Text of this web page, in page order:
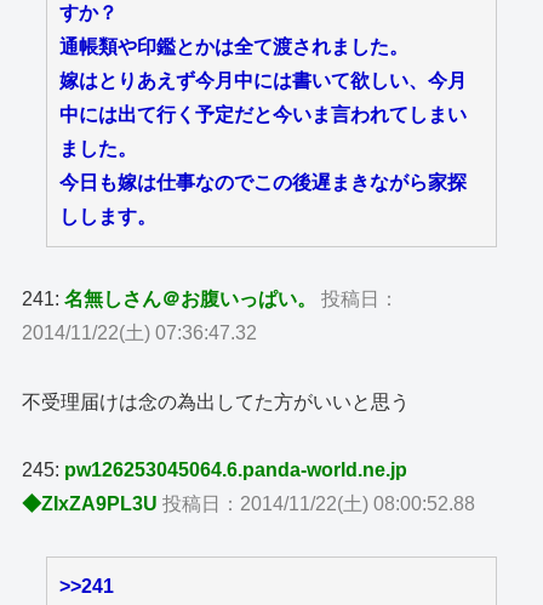
すか？
通帳類や印鑑とかは全て渡されました。
嫁はとりあえず今月中には書いて欲しい、今月
中には出て行く予定だと今いま言われてしまい
ました。
今日も嫁は仕事なのでこの後遅まきながら家探
しします。
241:名無しさん＠お腹いっぱい。
投稿日：
2014/11/22(土) 07:36:47.32
不受理届けは念の為出してた方がいいと思う
245: pw126253045064.6.panda-world.ne.jp
◆ZIxZA9PL3U 投稿日：2014/11/22(土) 08:00:52.88
>>241